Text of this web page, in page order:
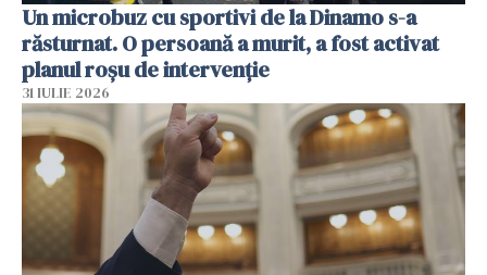
Un microbuz cu sportivi de la Dinamo s-a
răsturnat. O persoană a murit, a fost activat
planul roșu de intervenție
31 IULIE 2026